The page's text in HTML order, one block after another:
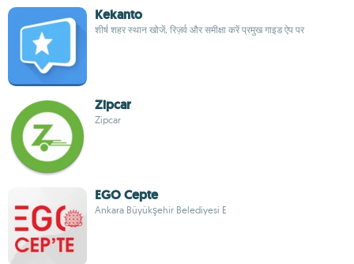
Kekanto
शीर्ष शहर स्थान खोजें, रिज़र्व और समीक्षा करें प्रमुख गाइड ऐप पर
Zipcar
Zipcar
EGO Cepte
Ankara Büyükşehir Belediyesi E